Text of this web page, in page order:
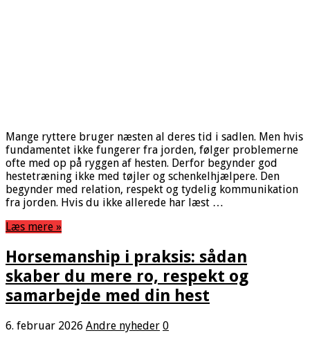
Mange ryttere bruger næsten al deres tid i sadlen. Men hvis
fundamentet ikke fungerer fra jorden, følger problemerne
ofte med op på ryggen af hesten. Derfor begynder god
hestetræning ikke med tøjler og schenkelhjælpere. Den
begynder med relation, respekt og tydelig kommunikation
fra jorden. Hvis du ikke allerede har læst …
Læs mere »
Horsemanship i praksis: sådan
skaber du mere ro, respekt og
samarbejde med din hest
6. februar 2026 Andre nyheder 0